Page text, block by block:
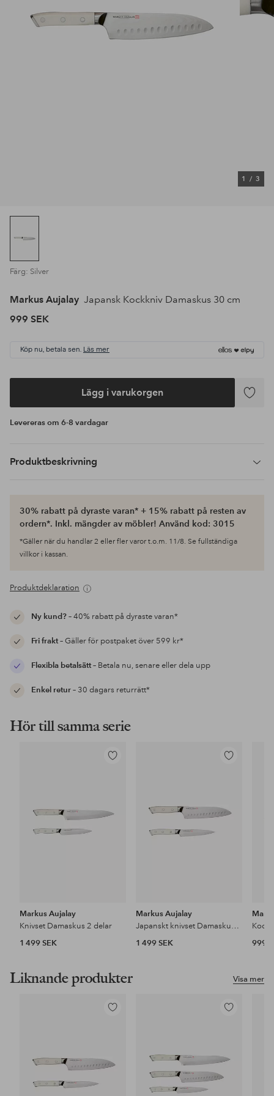
1 / 3
Färg: Silver
Markus Aujalay Japansk Kockkniv Damaskus 30 cm
999 SEK
Köp nu, betala sen. Läs mer
Lägg i varukorgen
Lägg
Levereras om 6-8 vardagar
Produktbeskrivning
30% rabatt på dyraste varan* + 15% rabatt på resten av
ordern*. Inkl. mängder av möbler! Använd kod: 3015
*Gäller när du handlar 2 eller fler varor t.o.m. 11/8. Se fullständiga
villkor i kassan.
Produktdeklaration
Ny kund?– 40% rabatt på dyraste varan*
Fri frakt– Gäller för postpaket över 599 kr*
Flexibla betalsätt– Betala nu, senare eller dela upp
Enkel retur– 30 dagars returrätt*
Hör till samma serie
Lägg
Markus Aujalay
Knivset Damaskus 2 delar
1 499 SEK
Lägg
Markus Aujalay
Japanskt knivset Damaskus 2 delar
1 499 SEK
999
Visa mer
Liknande produkter
Lägg
Lägg